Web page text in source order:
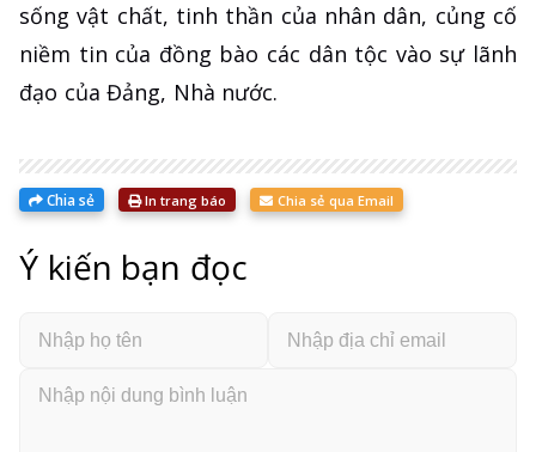
sống vật chất, tinh thần của nhân dân, củng cố
niềm tin của đồng bào các dân tộc vào sự lãnh
đạo của Đảng, Nhà nước.
Chia sẻ In trang báo Chia sẻ qua Email
Ý kiến bạn đọc